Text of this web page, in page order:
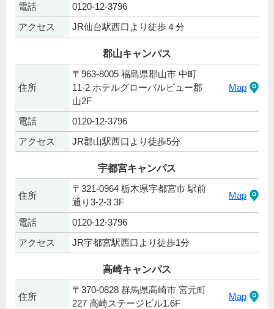
電話
0120-12-3796
アクセス
JR仙台駅西口より徒歩４分
郡山キャンパス
住所
〒963-8005 福島県郡山市 中町
11-2 ホテルグローバルビュー郡
山2F
Map
電話
0120-12-3796
アクセス
JR郡山駅西口より徒歩5分
宇都宮キャンパス
住所
〒321-0964 栃木県宇都宮市 駅前
通り3-2-3 3F
Map
電話
0120-12-3796
アクセス
JR宇都宮駅西口より徒歩1分
高崎キャンパス
住所
〒370-0828 群馬県高崎市 宮元町
227 高崎ステージビル1.6F
Map